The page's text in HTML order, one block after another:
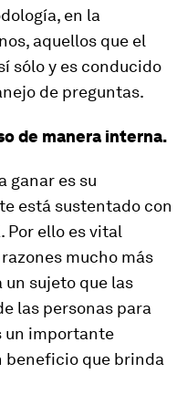
en la
aquellos que el
sólo y es conducido
de preguntas.
de manera interna.
ganar es su
está sustentado con
Por ello es vital
mucho más
sujeto que las
las personas para
un importante
beneficio que brinda